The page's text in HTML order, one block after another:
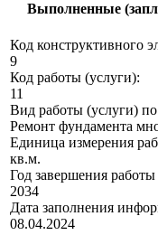
Выполненные
Код конструктивного
9
Код работы (услуги):
11
Вид работы (услуги)
Ремонт фундамента
Единица измерения
кв.м.
Год завершения работы
2034
Дата заполнения
08.04.2024